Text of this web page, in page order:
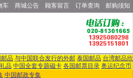
车 商城公告 顾客留言 订单查询 邮购须知
品 与中国联合发行的外邮 泰国邮品 台湾邮品欣
品 中国全套专题磁卡 各国邮票目录 奥运纪念币
中国邮政专集